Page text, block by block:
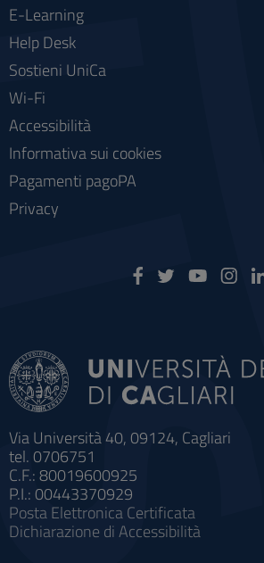
Via Università 40, 09124, Cagliari
tel. 0706751
C.F.: 80019600925
P.I.: 00443370929
Posta Elettronica Certificata
Dichiarazione di Accessibilità
E-Learning
Help Desk
Sostieni UniCa
Wi-Fi
Accessibilità
Informativa sui cookies
Pagamenti pagoPA
Privacy